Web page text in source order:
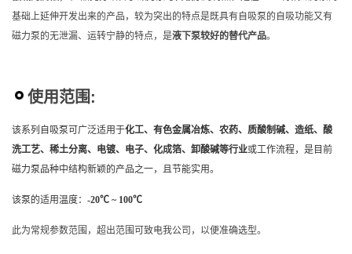
基础上延伸开发出来的产品，较为突出的特点是既具有自吸泵的自吸功能又有
磁力泵的无泄漏、运转宁静的特点，是液下泵较好的替代产品。
使用范围:
该系列自吸泵可广泛适用于化工、有色金属冶炼、农药、质酸制碱、造纸、酸
洗工艺、稀土分离、电镀、电子、化成箔、卸酸碱等行业或工作流程，是目前
磁力泵品种中结构新颖的产品之一，且节能实用。
该泵的适用温度： -20℃ ~ 100℃
此为常规参数范围，超出范围可致电我公司， 以便准确选型。